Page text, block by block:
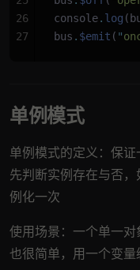
console. log
bus . $emit ( "
26
27
单例模式
单例模式的定义：保
先判断实例存在与否
例化一次
使用场景：一个单一
也很简单，用一个变